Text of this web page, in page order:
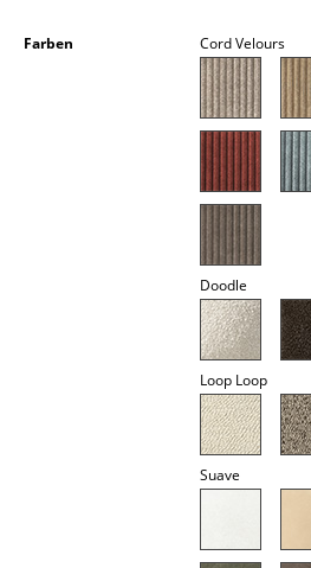
Nachttische & Bettzubehör
Figuren & Miniaturen
Farben Cord Velours
Doodle
Loop Loop
Suave